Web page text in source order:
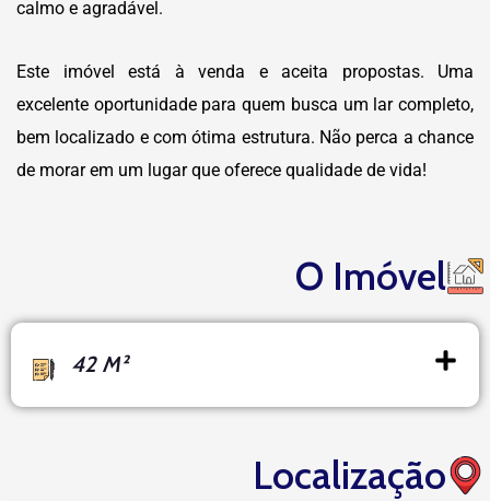
calmo e agradável.
Este imóvel está à venda e aceita propostas. Uma
excelente oportunidade para quem busca um lar completo,
bem localizado e com ótima estrutura. Não perca a chance
de morar em um lugar que oferece qualidade de vida!
O Imóvel
42 M²
Localização